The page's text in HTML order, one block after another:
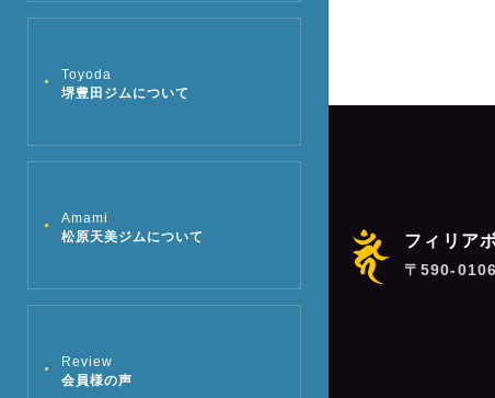
Toyoda
堺豊田ジムについて
Amami
松原天美ジムについて
Review
会員様の声
ン
フィリア
〒590-